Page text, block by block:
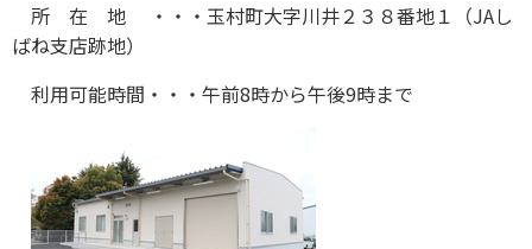
所 在 地 ・・・玉村町大字川井２３８番地１（JAし
ばね支店跡地）
利用可能時間・・・午前8時から午後9時まで